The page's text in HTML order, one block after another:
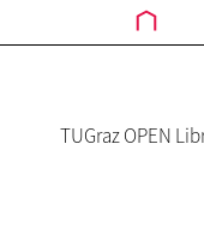
TUGraz OPEN